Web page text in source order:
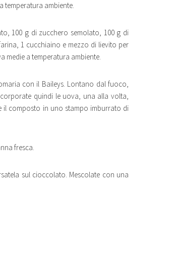
temperatura ambiente.
100 g di zucchero semolato, 100 g di
1 cucchiaino e mezzo di lievito per
medie a temperatura ambiente.
con il Baileys. Lontano dal fuoco,
quindi le uova, una alla volta,
il composto in uno stampo imburrato di
fresca.
sul cioccolato. Mescolate con una